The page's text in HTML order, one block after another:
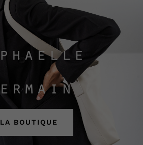
LA BOUTIQUE